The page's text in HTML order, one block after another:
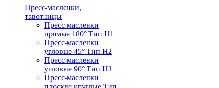
Пресс-масленки,
тавотницы
Пресс-масленки
прямые 180° Тип H1
Пресс-масленки
угловые 45° Тип H2
Пресс-масленки
угловые 90° Тип H3
Пресс-масленки
плоские круглые Тип